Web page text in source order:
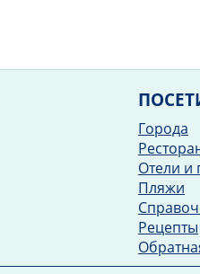
Города
Отели и
Пляжи
Рецепты